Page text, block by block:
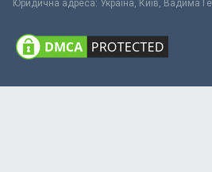
Юридична адреса: Україна, Київ, Вадима